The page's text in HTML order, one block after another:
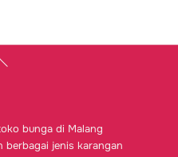
bunga di Malang
berbagai jenis karangan